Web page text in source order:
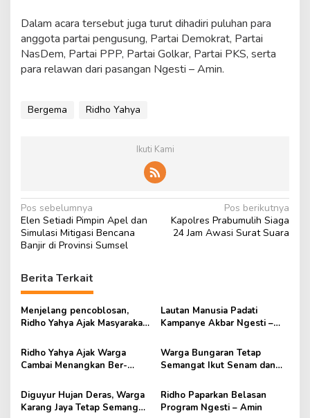
Dalam acara tersebut juga turut dihadiri puluhan para
anggota partai pengusung, Partai Demokrat, Partai
NasDem, Partai PPP, Partai Golkar, Partai PKS, serta
para relawan dari pasangan Ngesti – Amin.
Bergema Ridho Yahya
Ikuti Kami
N
a
v
i
g
a
s
i
p
o
s
Pos sebelumnya
Elen Setiadi Pimpin Apel dan
Simulasi Mitigasi Bencana
Banjir di Provinsi Sumsel
Pos berikutnya
Kapolres Prabumulih Siaga
24 Jam Awasi Surat Suara
Berita Terkait
Menjelang pencoblosan,
Ridho Yahya Ajak Masyarakat
Lautan Manusia Padati
Kampanye Akbar Ngesti –
Ridho Yahya Ajak Warga
Cambai Menangkan Ber-
Warga Bungaran Tetap
Semangat Ikut Senam dan
Diguyur Hujan Deras, Warga
Karang Jaya Tetap Semangat
Ridho Paparkan Belasan
Program Ngesti – Amin